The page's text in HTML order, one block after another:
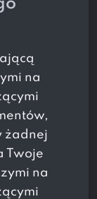
na
żadnej
Twoje
na